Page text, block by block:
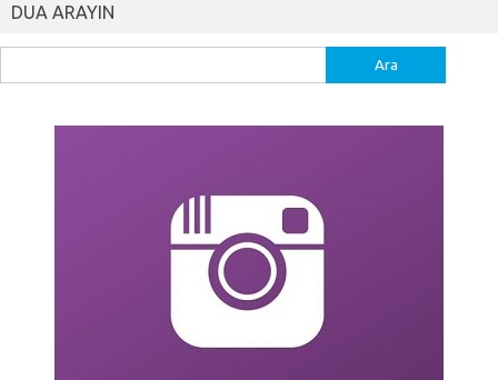
DUA ARAYIN